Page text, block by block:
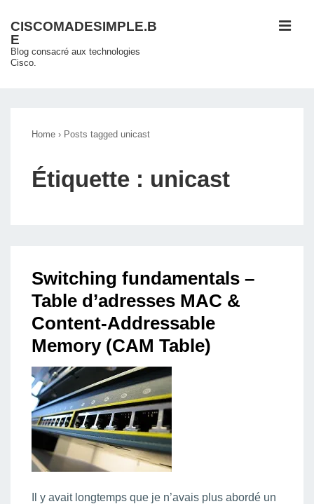
passer
au
contenu
CISCOMADESIMPLE.B
E
Blog consacré aux technologies
Cisco.
Home › Posts tagged unicast
Étiquette : unicast
Switching fundamentals –
Table d’adresses MAC &
Content-Addressable
Memory (CAM Table)
Il y avait longtemps que je n’avais plus abordé un